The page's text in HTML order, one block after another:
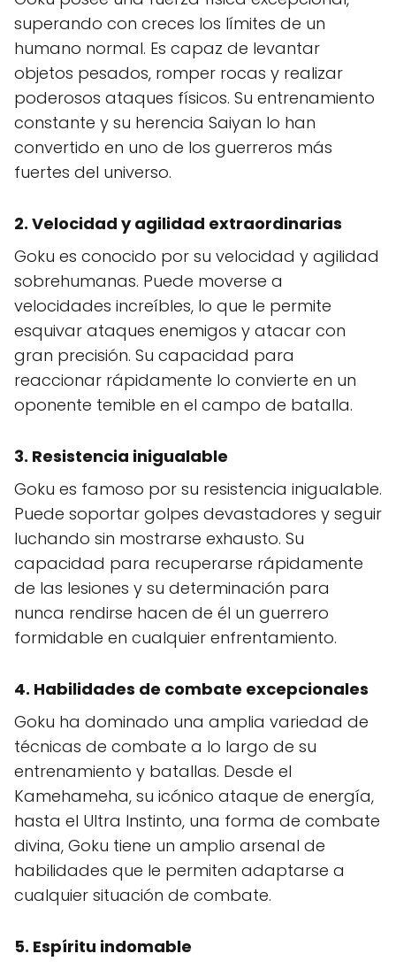
superando con creces los límites de un
humano normal. Es capaz de levantar
objetos pesados, romper rocas y realizar
poderosos ataques físicos. Su entrenamiento
constante y su herencia Saiyan lo han
convertido en uno de los guerreros más
fuertes del universo.
2. Velocidad y agilidad extraordinarias
Goku es conocido por su velocidad y agilidad
sobrehumanas. Puede moverse a
velocidades increíbles, lo que le permite
esquivar ataques enemigos y atacar con
gran precisión. Su capacidad para
reaccionar rápidamente lo convierte en un
oponente temible en el campo de batalla.
3. Resistencia inigualable
Goku es famoso por su resistencia inigualable.
Puede soportar golpes devastadores y seguir
luchando sin mostrarse exhausto. Su
capacidad para recuperarse rápidamente
de las lesiones y su determinación para
nunca rendirse hacen de él un guerrero
formidable en cualquier enfrentamiento.
4. Habilidades de combate excepcionales
Goku ha dominado una amplia variedad de
técnicas de combate a lo largo de su
entrenamiento y batallas. Desde el
Kamehameha, su icónico ataque de energía,
hasta el Ultra Instinto, una forma de combate
divina, Goku tiene un amplio arsenal de
habilidades que le permiten adaptarse a
cualquier situación de combate.
5. Espíritu indomable